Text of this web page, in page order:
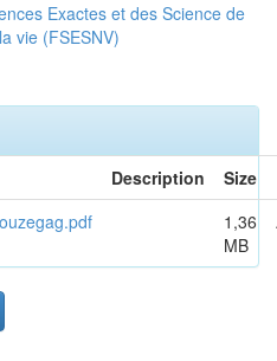
Exactes et des Science de
vie (FSESNV)
Description Size
1,36
MB